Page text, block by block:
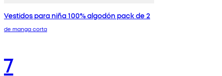
Vestidos para niña 100% algodón pack de 2
de manga corta
7